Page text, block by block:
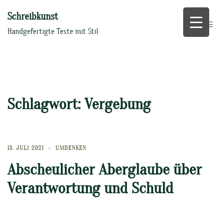
Inhalt
springen
Schreibkunst
Handgefertigte Texte mit Stil
Schlagwort:Vergebung
13. JULI 2021 UMDENKEN
Abscheulicher Aberglaube über
Verantwortung und Schuld